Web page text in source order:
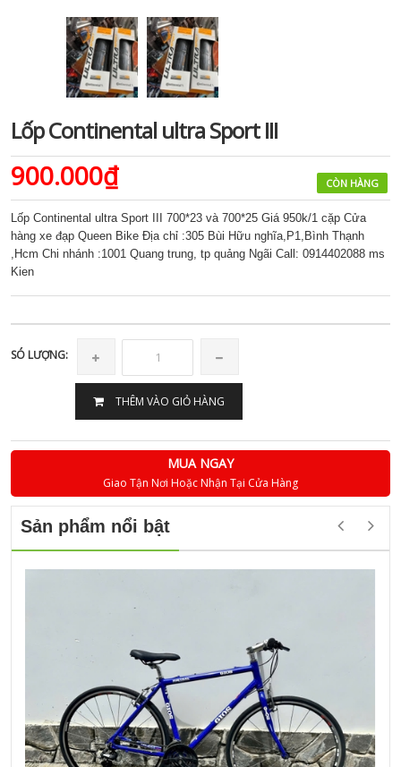
Lốp Continental ultra Sport III
CÒN HÀNG
900.000₫
Lốp Continental ultra Sport III 700*23 và 700*25 Giá 950k/1 cặp Cửa
hàng xe đạp Queen Bike Địa chỉ :305 Bùi Hữu nghĩa,P1,Bình Thạnh
,Hcm Chi nhánh :1001 Quang trung, tp quảng Ngãi Call: 0914402088 ms
Kien
SÓ LƯỢNG:
THÊM VÀO GIỎ HÀNG
MUA NGAY
Giao Tận Nơi Hoặc Nhận Tại Cửa Hàng
Sản phẩm nổi bật